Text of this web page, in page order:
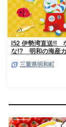
I52 伊勢湾直送!!
な!? 明和の海産
三重県明和町